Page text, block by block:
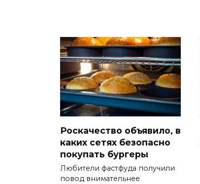
Роскачество объявило, в
каких сетях безопасно
покупать бургеры
Любители фастфуда получили
повод внимательнее